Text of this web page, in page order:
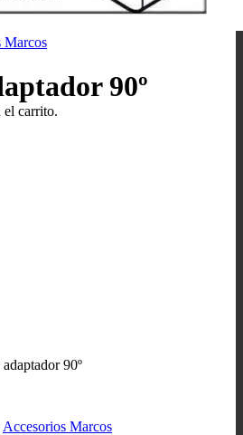
el carrito.
Marcos
90º
90º
Accesorios Marcos